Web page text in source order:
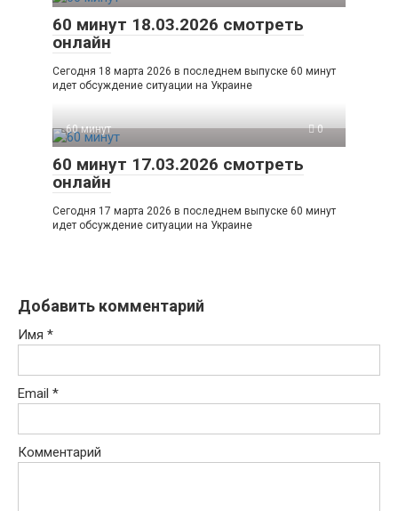
60 минут 18.03.2026 смотреть
онлайн
Сегодня 18 марта 2026 в последнем выпуске 60 минут
идет обсуждение ситуации на Украине
60 минут 0
60 минут 17.03.2026 смотреть
онлайн
Сегодня 17 марта 2026 в последнем выпуске 60 минут
идет обсуждение ситуации на Украине
Добавить комментарий
Имя *
Email *
Комментарий